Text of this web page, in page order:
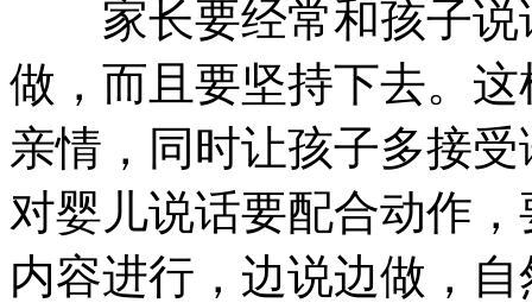
家长要经常和孩子说
做，而且要坚持下去。
亲情，同时让孩子多接
对婴儿说话要配合动作
内容进行，边说边做，